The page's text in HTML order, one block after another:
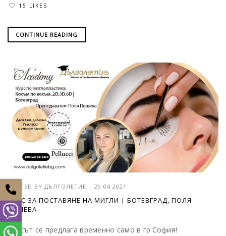
15 LIKES
CONTINUE READING
POSTED BY ДЪЛГОЛЕТИЕ | 29 04 2021
КУРС ЗА ПОСТАВЯНЕ НА МИГЛИ | БОТЕВГРАД, ПОЛЯ
ПЕШЕВА
Курсът се предлага временно само в гр.София!